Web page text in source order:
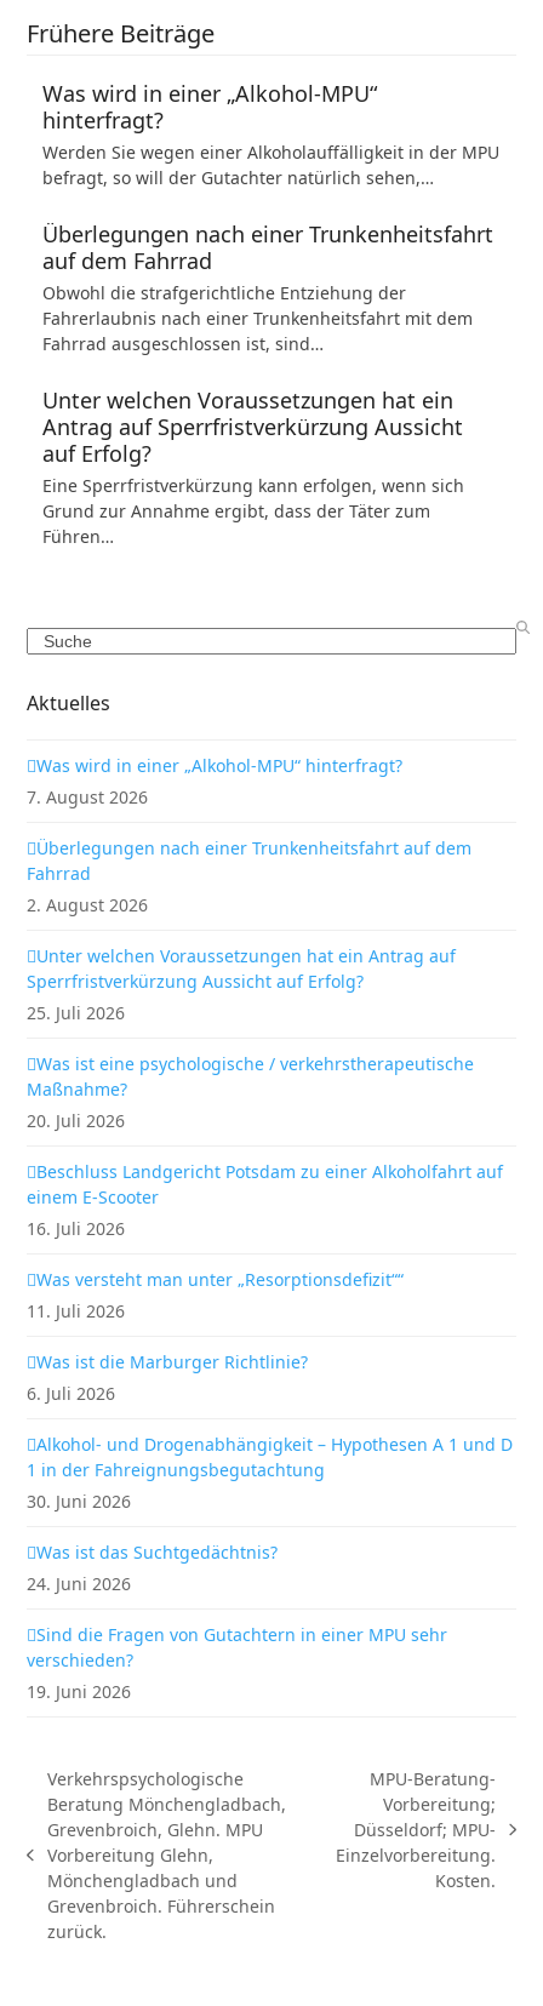
Frühere Beiträge
Was wird in einer „Alkohol-MPU“
hinterfragt?
Werden Sie wegen einer Alkoholauffälligkeit in der MPU
befragt, so will der Gutachter natürlich sehen,…
Überlegungen nach einer Trunkenheitsfahrt
auf dem Fahrrad
Obwohl die strafgerichtliche Entziehung der
Fahrerlaubnis nach einer Trunkenheitsfahrt mit dem
Fahrrad ausgeschlossen ist, sind…
Unter welchen Voraussetzungen hat ein
Antrag auf Sperrfristverkürzung Aussicht
auf Erfolg?
Eine Sperrfristverkürzung kann erfolgen, wenn sich
Grund zur Annahme ergibt, dass der Täter zum
Führen…
Search
Aktuelles
Was wird in einer „Alkohol-MPU“ hinterfragt?
7. August 2026
Überlegungen nach einer Trunkenheitsfahrt auf dem
Fahrrad
2. August 2026
Unter welchen Voraussetzungen hat ein Antrag auf
Sperrfristverkürzung Aussicht auf Erfolg?
25. Juli 2026
Was ist eine psychologische / verkehrstherapeutische
Maßnahme?
20. Juli 2026
Beschluss Landgericht Potsdam zu einer Alkoholfahrt auf
einem E-Scooter
16. Juli 2026
Was versteht man unter „Resorptionsdefizit““
11. Juli 2026
Was ist die Marburger Richtlinie?
6. Juli 2026
Alkohol- und Drogenabhängigkeit – Hypothesen A 1 und D
1 in der Fahreignungsbegutachtung
30. Juni 2026
Was ist das Suchtgedächtnis?
24. Juni 2026
Sind die Fragen von Gutachtern in einer MPU sehr
verschieden?
19. Juni 2026
vorheriger
Beitrag:
Verkehrspsychologische
Beratung Mönchengladbach,
Grevenbroich, Glehn. MPU
Vorbereitung Glehn,
Mönchengladbach und
Grevenbroich. Führerschein
zurück.
Nächster
Beitrag:
MPU-Beratung-
Vorbereitung;
Düsseldorf; MPU-
Einzelvorbereitung.
Kosten.